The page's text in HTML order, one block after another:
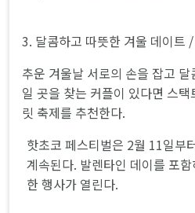
3. 달콤하고 따뜻한 겨울 데이트
추운 겨울날 서로의 손을 잡고
일 곳을 찾는 커플이 있다면 스
릿 축제를 추천한다.
핫초코 페스티벌은 2월 11일부
계속된다. 발렌타인 데이를 포
한 행사가 열린다.